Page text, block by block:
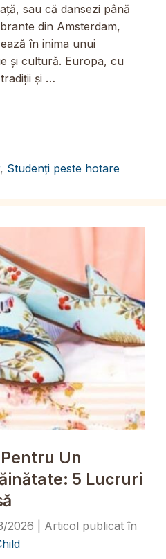
sau că dansezi până
din Amsterdam,
în inima unui
și cultură. Europa, cu
și …
, Studenți peste hotare
Un
5 Lucruri
2026